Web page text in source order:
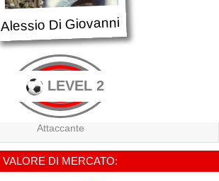
Alessio Di Giovanni
LEVEL 2
Attaccante
VALORE DI MERCATO: